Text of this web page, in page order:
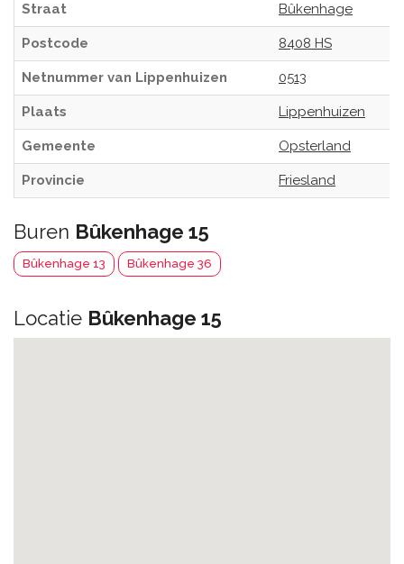
Straat Bûkenhage
Postcode 8408 HS
Netnummer van Lippenhuizen 0513
Plaats Lippenhuizen
Gemeente Opsterland
Provincie Friesland
Buren Bûkenhage 15
Bûkenhage 13 Bûkenhage 36
Locatie Bûkenhage 15